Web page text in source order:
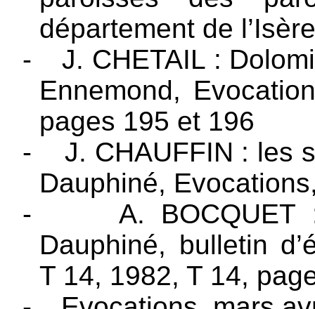
département de
-
J. CHETAIL :
Ennemond,
pages 195 et 196
-
J. CHAUFFIN : les
Dauphiné,
-
A.
Dauphiné, bulletin
T 14, 1982, T 14,